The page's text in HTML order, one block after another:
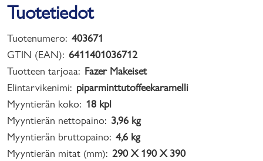
Tuotetiedot
Tuotenumero: 403671
GTIN (EAN): 6411401036712
Tuotteen tarjoaa: Fazer Makeiset
Elintarvikenimi: piparminttutoffeekaramelli
Myyntierän koko: 18 kpl
Myyntierän nettopaino: 3,96 kg
Myyntierän bruttopaino: 4,6 kg
Myyntierän mitat (mm): 290 X 190 X 390